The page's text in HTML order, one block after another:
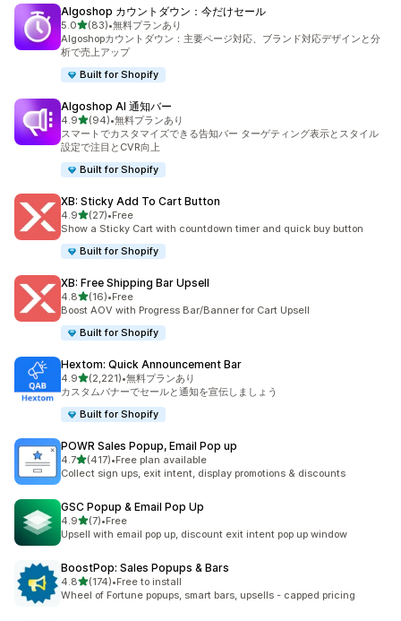
Algoshop カウントダウン：今だけセール
5.05つ星中
(83)
合計レビュー数：83件
•無料プランあり
Algoshopカウントダウン：主要ページ対応、ブランド対応デザインと分
析で売上アップ
Built for Shopify
Algoshop AI 通知バー
4.95つ星中
(94)
合計レビュー数：94件
•無料プランあり
スマートでカスタマイズできる告知バー ターゲティング表示とスタイル
設定で注目とCVR向上
Built for Shopify
XB: Sticky Add To Cart Button
4.95つ星中
(27)
合計レビュー数：27件
•Free
Show a Sticky Cart with countdown timer and quick buy button
Built for Shopify
XB: Free Shipping Bar Upsell
4.85つ星中
(16)
合計レビュー数：16件
•Free
Boost AOV with Progress Bar/Banner for Cart Upsell
Built for Shopify
Hextom: Quick Announcement Bar
4.95つ星中
(2,221)
合計レビュー数：2221件
•無料プランあり
カスタムバナーでセールと通知を宣伝しましょう
Built for Shopify
POWR Sales Popup, Email Pop up
4.75つ星中
(417)
合計レビュー数：417件
•Free plan available
Collect sign ups, exit intent, display promotions & discounts
GSC Popup & Email Pop Up
4.95つ星中
(7)
合計レビュー数：7件
•Free
Upsell with email pop up, discount exit intent pop up window
BoostPop: Sales Popups & Bars
4.85つ星中
(174)
合計レビュー数：174件
•Free to install
Wheel of Fortune popups, smart bars, upsells - capped pricing